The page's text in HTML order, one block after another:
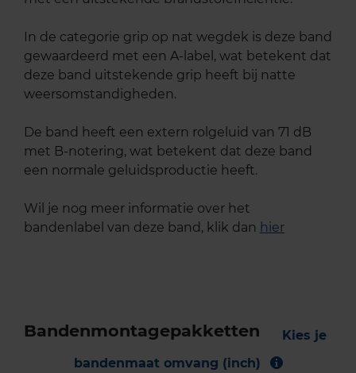
In de categorie grip op nat wegdek is deze band
gewaardeerd met een A-label, wat betekent dat
deze band uitstekende grip heeft bij natte
weersomstandigheden.
De band heeft een extern rolgeluid van 71 dB
met B-notering, wat betekent dat deze band
een normale geluidsproductie heeft.
Wil je nog meer informatie over het
bandenlabel van deze band, klik dan hier
Bandenmontagepakketten
Kies je
bandenmaat omvang (inch)